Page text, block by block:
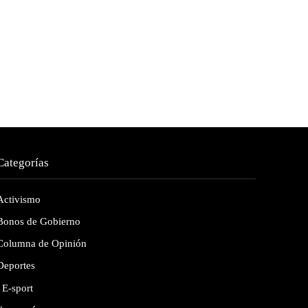
de Gobierno
de Opinión
E-sport